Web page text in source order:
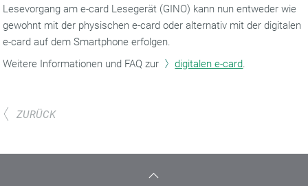
Lesevorgang am e-card Lesegerät (GINO) kann nun entweder wie
gewohnt mit der physischen e-card oder alternativ mit der digitalen
e-card auf dem Smartphone erfolgen.
Weitere Informationen und FAQ zur
digitalen e-card.
ZURÜCK